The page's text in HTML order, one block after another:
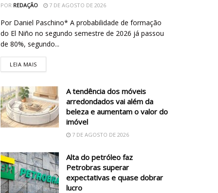
POR REDAÇÃO 7 DE AGOSTO DE 2026
Por Daniel Paschino* A probabilidade de formação
do El Niño no segundo semestre de 2026 já passou
de 80%, segundo...
LEIA MAIS
A tendência dos móveis
arredondados vai além da
beleza e aumentam o valor do
imóvel
7 DE AGOSTO DE 2026
Alta do petróleo faz
Petrobras superar
expectativas e quase dobrar
lucro